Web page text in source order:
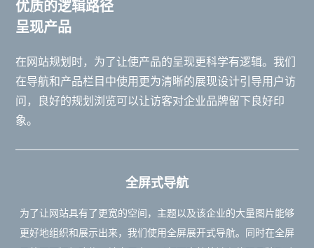
在网站规划时，为了让使产品的呈现更科学有逻辑。我们
在导航和产品栏目中使用更为清晰的展现设计引导用户访
问，良好的规划浏览可以让访客对企业品牌留下良好印
象。
优质的逻辑路径
呈现产品
全屏式导航
为了让网站具有了更宽的空间，主题以及该企业的大量图片能够
更好地组织和展示出来，我们使用全屏展开式导航。同时在全屏